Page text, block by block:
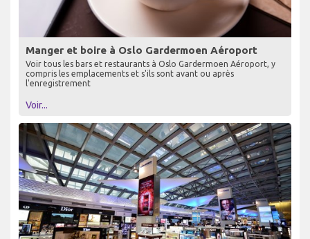
Manger et boire à Oslo Gardermoen Aéroport
Voir tous les bars et restaurants à Oslo Gardermoen Aéroport, y
compris les emplacements et s'ils sont avant ou après
l'enregistrement
Voir...